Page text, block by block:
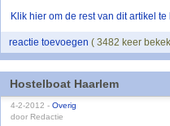
Klik hier om de rest van dit artikel te
reactie toevoegen ( 3482 keer
Hostelboat Haarlem
4-2-2012 - Overig
door Redactie